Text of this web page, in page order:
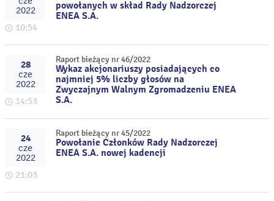
2022
10:54
powołanych w skład Rady Nadzorczej
ENEA S.A.
28
cze
2022
14:53
Raport bieżący nr 46/2022
Wykaz akcjonariuszy posiadających co
najmniej 5% liczby głosów na
Zwyczajnym Walnym Zgromadzeniu ENEA
S.A.
24
cze
2022
21:03
Raport bieżący nr 45/2022
Powołanie Członków Rady Nadzorczej
ENEA S.A. nowej kadencji